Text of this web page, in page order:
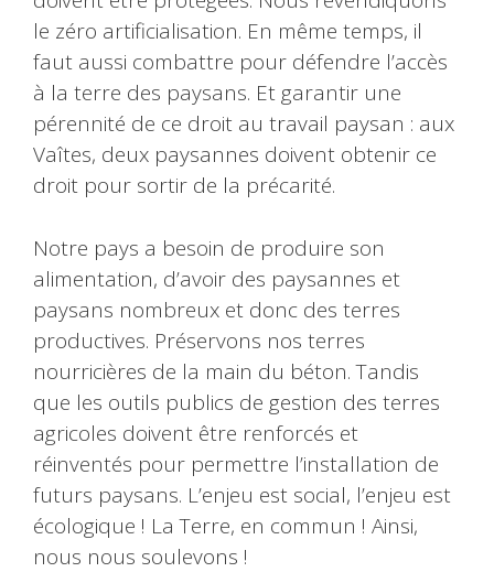
le zéro artificialisation. En même temps, il
faut aussi combattre pour défendre l’accès
à la terre des paysans. Et garantir une
pérennité de ce droit au travail paysan : aux
Vaîtes, deux paysannes doivent obtenir ce
droit pour sortir de la précarité.
Notre pays a besoin de produire son
alimentation, d’avoir des paysannes et
paysans nombreux et donc des terres
productives. Préservons nos terres
nourricières de la main du béton. Tandis
que les outils publics de gestion des terres
agricoles doivent être renforcés et
réinventés pour permettre l’installation de
futurs paysans. L’enjeu est social, l’enjeu est
écologique ! La Terre, en commun ! Ainsi,
nous nous soulevons !